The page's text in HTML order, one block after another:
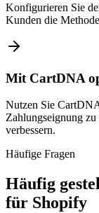
Konfigurieren Sie
Kunden die
Mit CartDNA
Nutzen Sie
Zahlungseignung
verbessern.
Häufige Fragen
Häufig
für Shopify